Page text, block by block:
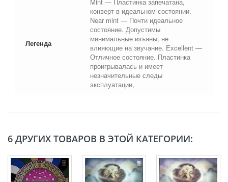
Легенда
конверт в идеальном состоянии.
Near mint — Почти идеальное
состояние. Допустимы
минимальные изъяны, не
влияющие на звучание. Excellent —
Отличное состояние. Пластинка
проигрывалась и имеет
незначительные следы
эксплуатации,
6 ДРУГИХ ТОВАРОВ В ЭТОЙ КАТЕГОРИИ: